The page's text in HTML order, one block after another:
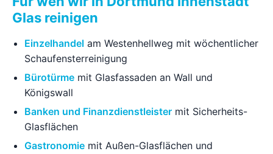
Glas reinigen
Einzelhandel am Westenhellweg mit wöchentlicher
Schaufensterreinigung
Bürotürme mit Glasfassaden an Wall und
Königswall
Banken und Finanzdienstleister mit Sicherheits-
Glasflächen
Gastronomie mit Außen-Glasflächen und